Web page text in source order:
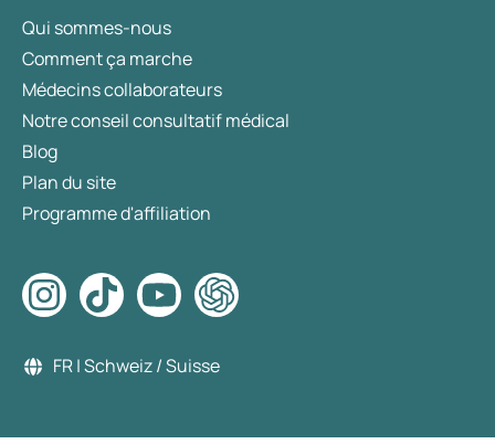
Qui sommes-nous
Comment ça marche
Médecins collaborateurs
Notre conseil consultatif médical
Blog
Plan du site
Programme d'affiliation
FR | Schweiz / Suisse